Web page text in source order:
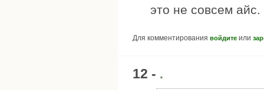
это не совсем айс.
Для комментирования войдите или
12 - .